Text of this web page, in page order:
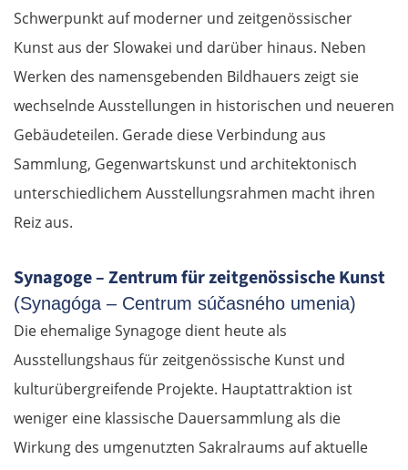
Schwerpunkt auf moderner und zeitgenössischer
Kunst aus der Slowakei und darüber hinaus. Neben
Werken des namensgebenden Bildhauers zeigt sie
wechselnde Ausstellungen in historischen und neueren
Gebäudeteilen. Gerade diese Verbindung aus
Sammlung, Gegenwartskunst und architektonisch
unterschiedlichem Ausstellungsrahmen macht ihren
Reiz aus.
Synagoge – Zentrum für zeitgenössische Kunst
(Synagóga – Centrum súčasného umenia)
Die ehemalige Synagoge dient heute als
Ausstellungshaus für zeitgenössische Kunst und
kulturübergreifende Projekte. Hauptattraktion ist
weniger eine klassische Dauersammlung als die
Wirkung des umgenutzten Sakralraums auf aktuelle